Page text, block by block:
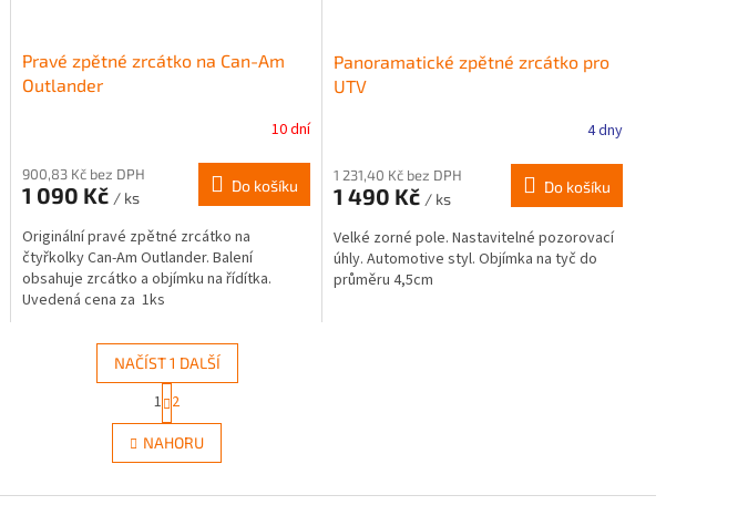
Pravé zpětné zrcátko na Can-Am
Outlander
10 dní
900,83 Kč bez DPH
1 090 Kč / ks
Do košíku
Originální pravé zpětné zrcátko na
čtyřkolky Can-Am Outlander. Balení
obsahuje zrcátko a objímku na řídítka.
Uvedená cena za 1ks
Panoramatické zpětné zrcátko pro
UTV
4 dny
1 231,40 Kč bez DPH
1 490 Kč / ks
Do košíku
Velké zorné pole. Nastavitelné pozorovací
úhly. Automotive styl. Objímka na tyč do
průměru 4,5cm
O
v
l
d
NAČÍST 1 DALŠÍ
S
t
r
á
n
1 2
NAHORU